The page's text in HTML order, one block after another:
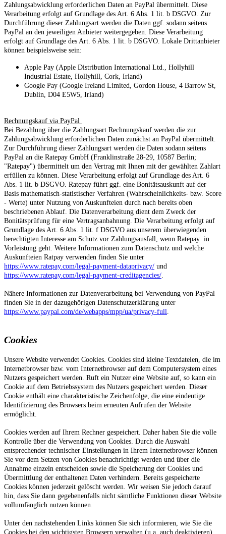
Zahlungsabwicklung erforderlichen Daten an PayPal übermittelt. Diese
Verarbeitung erfolgt auf Grundlage des Art. 6 Abs. 1 lit. b DSGVO. Zur
Durchführung dieser Zahlungsart werden die Daten ggf. sodann seitens
PayPal an den jeweiligen Anbieter weitergegeben. Diese Verarbeitung
erfolgt auf Grundlage des Art. 6 Abs. 1 lit. b DSGVO. Lokale Drittanbieter
können beispielsweise sein:
Apple Pay (Apple Distribution International Ltd., Hollyhill
Industrial Estate, Hollyhill, Cork, Irland)
Google Pay (Google Ireland Limited, Gordon House, 4 Barrow St,
Dublin, D04 E5W5, Irland)
Rechnungskauf via PayPal
Bei Bezahlung über die Zahlungsart Rechnungskauf werden die zur
Zahlungsabwicklung erforderlichen Daten zunächst an PayPal übermittelt.
Zur Durchführung dieser Zahlungsart werden die Daten sodann seitens
PayPal an die Ratepay GmbH (Franklinstraße 28-29, 10587 Berlin;
"Ratepay") übermittelt um den Vertrag mit Ihnen mit der gewählten Zahlart
erfüllen zu können. Diese Verarbeitung erfolgt auf Grundlage des Art. 6
Abs. 1 lit. b DSGVO. Ratepay führt ggf. eine Bonitätsauskunft auf der
Basis mathematisch-statistischer Verfahren (Wahrscheinlichkeits- bzw. Score
- Werte) unter Nutzung von Auskunfteien durch nach bereits oben
beschriebenen Ablauf. Die Datenverarbeitung dient dem Zweck der
Bonitätsprüfung für eine Vertragsanbahnung. Die Verarbeitung erfolgt auf
Grundlage des Art. 6 Abs. 1 lit. f DSGVO aus unserem überwiegenden
berechtigten Interesse am Schutz vor Zahlungsausfall, wenn Ratepay in
Vorleistung geht. Weitere Informationen zum Datenschutz und welche
Auskunfteien Ratpay verwenden finden Sie unter
https://www.ratepay.com/legal-payment-dataprivacy/ und
https://www.ratepay.com/legal-payment-creditagencies/
Nähere Informationen zur Datenverarbeitung bei Verwendung von PayPal
finden Sie in der dazugehörigen Datenschutzerklärung unter
https://www.paypal.com/de/webapps/mpp/ua/privacy-full
Cookies
Unsere Website verwendet Cookies. Cookies sind kleine Textdateien, die im
Internetbrowser bzw. vom Internetbrowser auf dem Computersystem eines
Nutzers gespeichert werden. Ruft ein Nutzer eine Website auf, so kann ein
Cookie auf dem Betriebssystem des Nutzers gespeichert werden. Dieser
Cookie enthält eine charakteristische Zeichenfolge, die eine eindeutige
Identifizierung des Browsers beim erneuten Aufrufen der Website
ermöglicht.
Cookies werden auf Ihrem Rechner gespeichert. Daher haben Sie die volle
Kontrolle über die Verwendung von Cookies. Durch die Auswahl
entsprechender technischer Einstellungen in Ihrem Internetbrowser können
Sie vor dem Setzen von Cookies benachrichtigt werden und über die
Annahme einzeln entscheiden sowie die Speicherung der Cookies und
Übermittlung der enthaltenen Daten verhindern. Bereits gespeicherte
Cookies können jederzeit gelöscht werden. Wir weisen Sie jedoch darauf
hin, dass Sie dann gegebenenfalls nicht sämtliche Funktionen dieser Website
vollumfänglich nutzen können.
Unter den nachstehenden Links können Sie sich informieren, wie Sie die
Cookies bei den wichtigsten Browsern verwalten (u.a. auch deaktivieren)